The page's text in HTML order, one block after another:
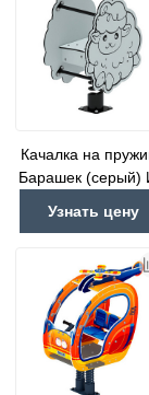
Качалка на
Барашек (серый)
Узнать цену